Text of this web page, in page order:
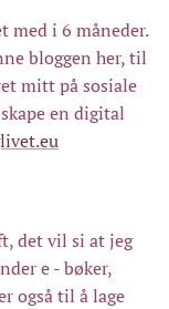
med i 6 måneder.
bloggen her, til
mitt på sosiale
en digital
det vil si at jeg
e - bøker,
også til å lage